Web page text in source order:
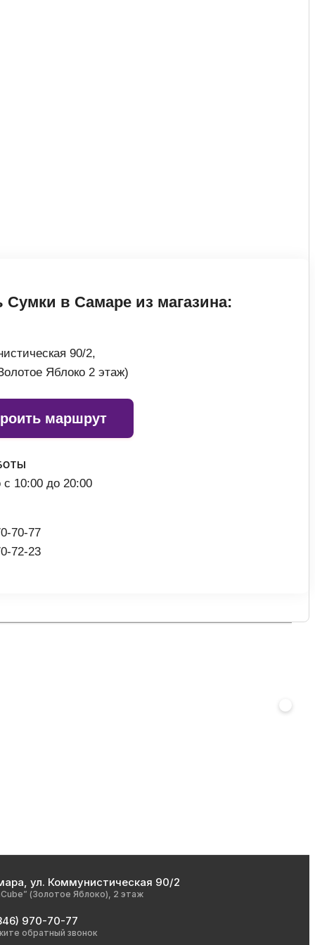
Сумки в Самаре из магазина:
90/2,
Яблоко 2 этаж)
маршрут
10:00 до 20:00
70-77
72-23
ул. Коммунистическая 90/2
(Золотое Яблоко), 2 этаж
970-70-77
обратный звонок